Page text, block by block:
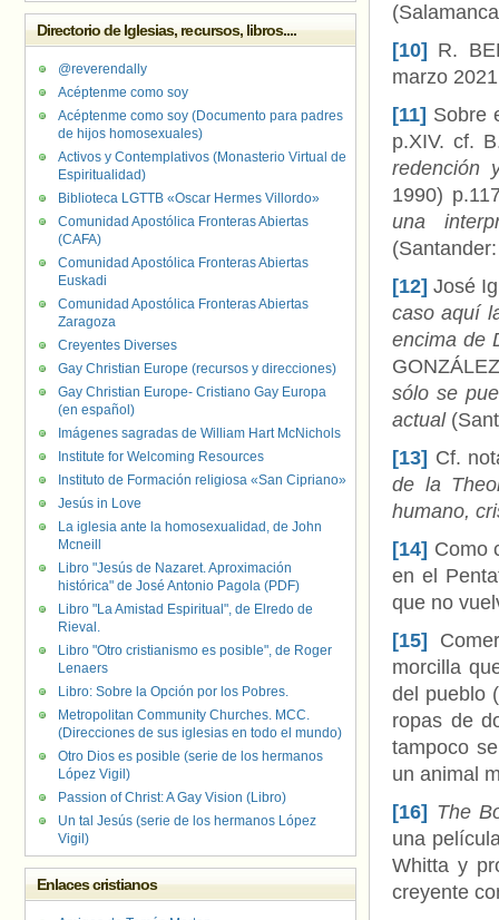
[10]
R.
marzo
[11] Sobre
p.XIV. cf.
redención
1990)
una
[12] José
caso aquí
encima de
sólo se
actual
[13] Cf.
de la
humano,
[14] Como
en el
que no
[15]
morcilla
del pueblo
ropas de
tampoco
un animal
[16] The
una
Whitta y
creyente
Directorio de Iglesias, recursos, libros....
@reverendally
Acéptenme como soy
Acéptenme como soy (Documento para padres
de hijos homosexuales)
Activos y Contemplativos (Monasterio Virtual de
Espiritualidad)
Biblioteca LGTTB «Oscar Hermes Villordo»
Comunidad Apostólica Fronteras Abiertas
(CAFA)
Comunidad Apostólica Fronteras Abiertas
Euskadi
Comunidad Apostólica Fronteras Abiertas
Zaragoza
Creyentes Diverses
Gay Christian Europe (recursos y direcciones)
Gay Christian Europe- Cristiano Gay Europa
(en español)
Imágenes sagradas de William Hart McNichols
Institute for Welcoming Resources
Instituto de Formación religiosa «San Cipriano»
Jesús in Love
La iglesia ante la homosexualidad, de John
Mcneill
Libro "Jesús de Nazaret. Aproximación
histórica" de José Antonio Pagola (PDF)
Libro "La Amistad Espiritual", de Elredo de
Rieval.
Libro "Otro cristianismo es posible", de Roger
Lenaers
Libro: Sobre la Opción por los Pobres.
Metropolitan Community Churches. MCC.
(Direcciones de sus iglesias en todo el mundo)
Otro Dios es posible (serie de los hermanos
López Vigil)
Passion of Christ: A Gay Vision (Libro)
Un tal Jesús (serie de los hermanos López
Vigil)
Enlaces cristianos